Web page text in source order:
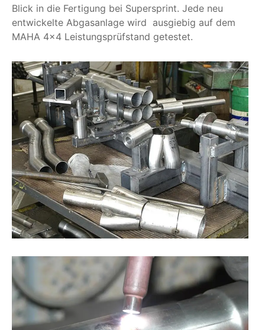
Blick in die Fertigung bei Supersprint. Jede neu
entwickelte Abgasanlage wird ausgiebig auf dem
MAHA 4x4 Leistungsprüfstand getestet.